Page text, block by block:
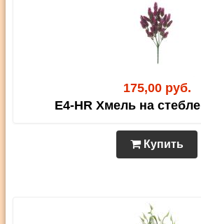
175,00 руб.
E4-HR Хмель на
Купить